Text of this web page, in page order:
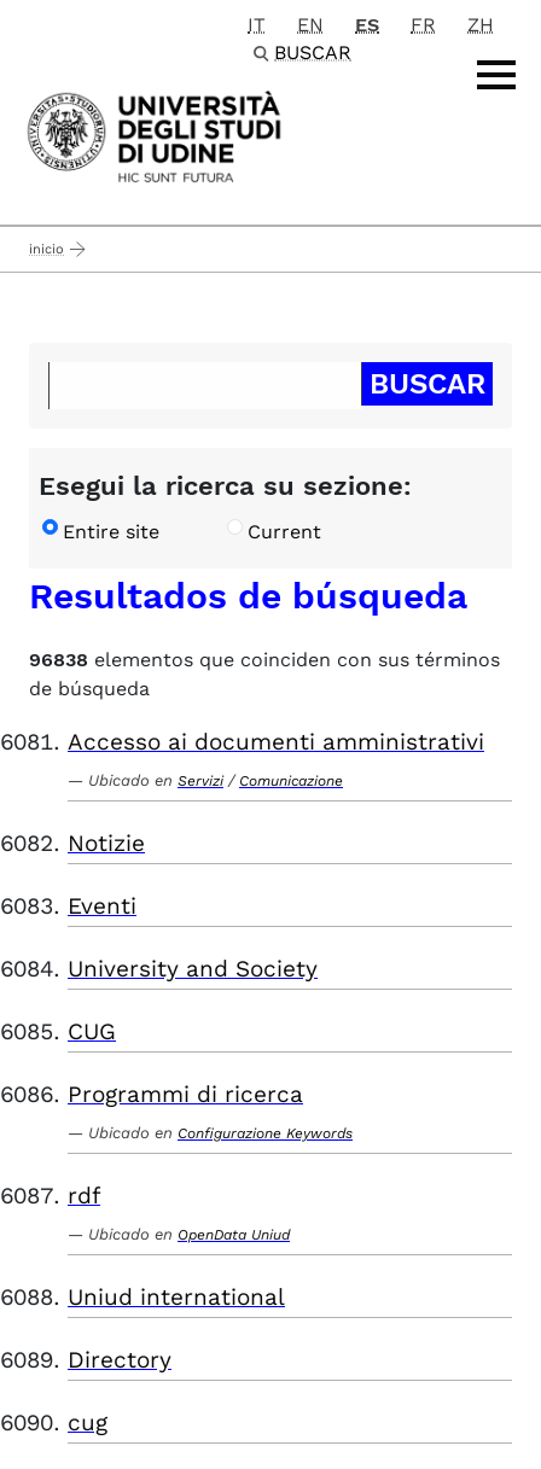
Passa al contenuto principale
IT EN ES FR
ZH
BUSCAR
inicio
Esegui la ricerca su sezione:
Entire site Current
Resultados de búsqueda
96838 elementos que coinciden con sus términos
de búsqueda
Accesso ai documenti amministrativi
Ubicado en Servizi / Comunicazione
Notizie
Eventi
University and Society
CUG
Programmi di ricerca
Ubicado en Configurazione Keywords
rdf
Ubicado en OpenData Uniud
Uniud international
Directory
cug